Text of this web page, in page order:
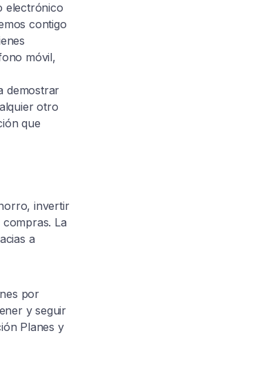
electrónico
contigo
móvil,
demostrar
otro
que
invertir
La
a
por
y seguir
Planes y